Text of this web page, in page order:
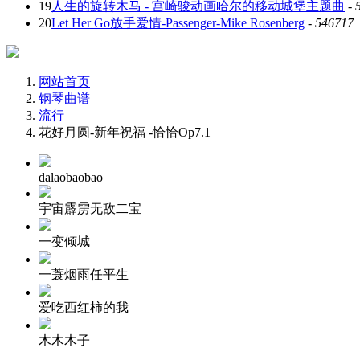
19人生的旋转木马 - 宫崎骏动画哈尔的移动城堡主题曲 -
20Let Her Go放手爱情-Passenger-Mike Rosenberg - 546717
网站首页
钢琴曲谱
流行
花好月圆-新年祝福 -恰恰Op7.1
dalaobaobao
宇宙霹雳无敌二宝
一变倾城
一蓑烟雨任平生
爱吃西红柿的我
木木木子